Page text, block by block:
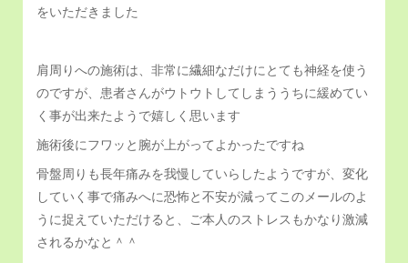
をいただきました
肩周りへの施術は、非常に繊細なだけにとても神経を使う
のですが、患者さんがウトウトしてしまううちに緩めてい
く事が出来たようで嬉しく思います
施術後にフワッと腕が上がってよかったですね
骨盤周りも長年痛みを我慢していらしたようですが、変化
していく事で痛みへに恐怖と不安が減ってこのメールのよ
うに捉えていただけると、ご本人のストレスもかなり激減
されるかなと＾＾